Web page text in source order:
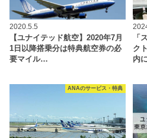
2020.5.5
【ユナイテッド航空】2020年7月
1日以降搭乗分は特典航空券の必
要マイル…
「
ク
内
ANAのサービス・特典